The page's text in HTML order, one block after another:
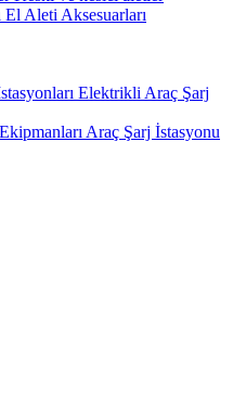
El Aleti Aksesuarları
Elektrikli Araç Şarj
Araç Şarj İstasyonu